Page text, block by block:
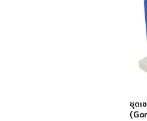
ชุดเ